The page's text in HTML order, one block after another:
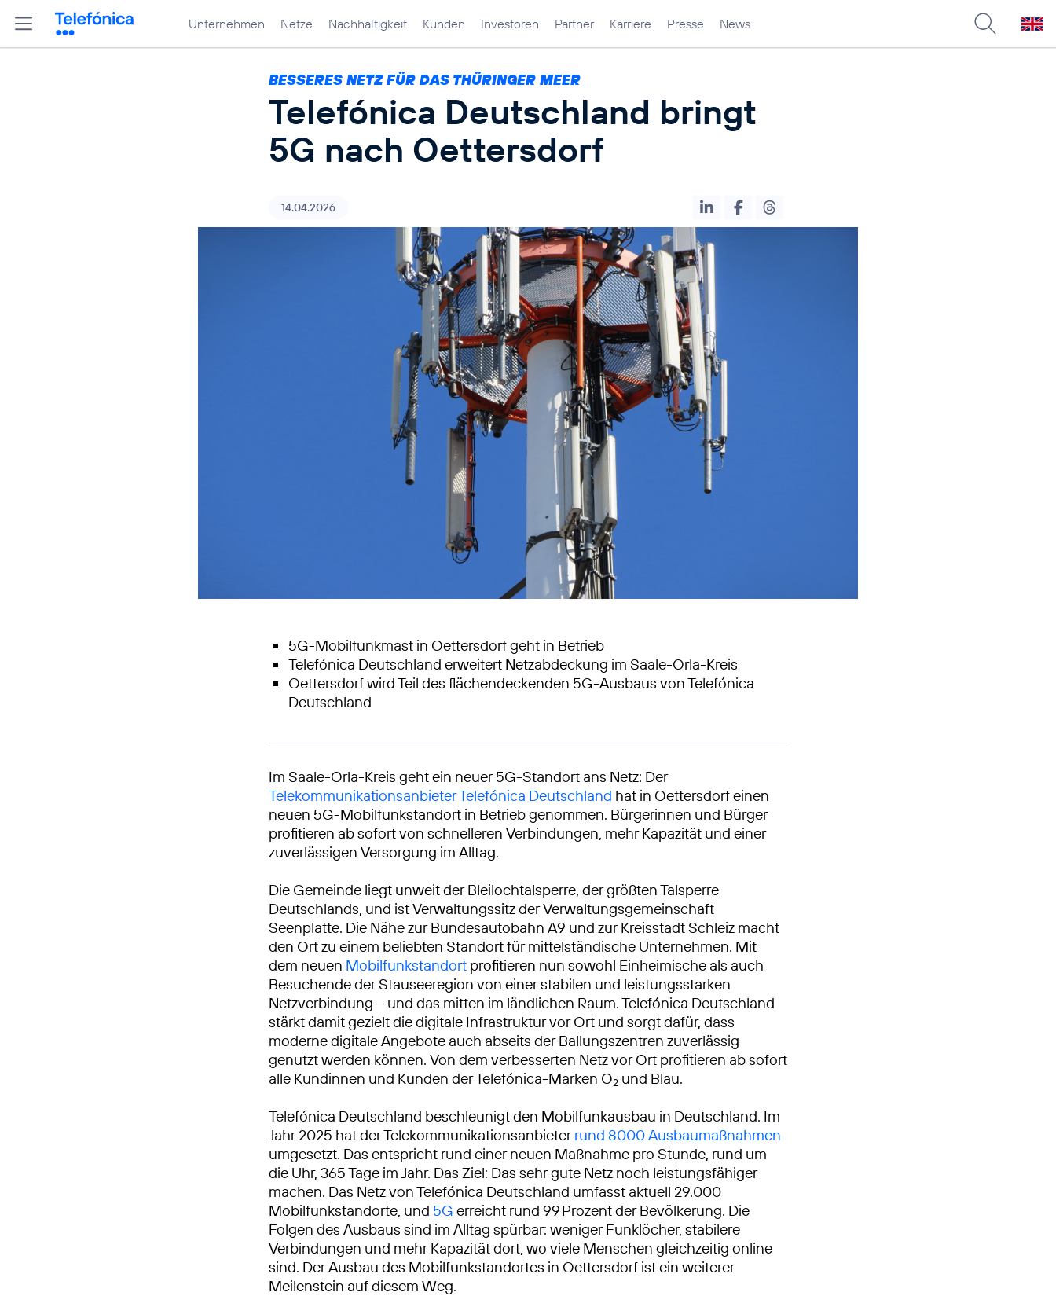
Unternehmen Netze Nachhaltigkeit Kunden Investoren Partner Karriere Presse News
BESSERES NETZ FÜR DAS THÜRINGER MEER
Telefónica Deutschland bringt
5G nach Oettersdorf
14.04.2026
5G-Mobilfunkmast in Oettersdorf geht in Betrieb
Telefónica Deutschland erweitert Netzabdeckung im Saale-Orla-Kreis
Oettersdorf wird Teil des flächendeckenden 5G-Ausbaus von Telefónica
Deutschland
Im Saale-Orla-Kreis geht ein neuer 5G-Standort ans Netz: Der
Telekommunikationsanbieter Telefónica Deutschland hat in Oettersdorf einen
neuen 5G-Mobilfunkstandort in Betrieb genommen. Bürgerinnen und Bürger
profitieren ab sofort von schnelleren Verbindungen, mehr Kapazität und einer
zuverlässigen Versorgung im Alltag.
Die Gemeinde liegt unweit der Bleilochtalsperre, der größten Talsperre
Deutschlands, und ist Verwaltungssitz der Verwaltungsgemeinschaft
Seenplatte. Die Nähe zur Bundesautobahn A9 und zur Kreisstadt Schleiz macht
den Ort zu einem beliebten Standort für mittelständische Unternehmen. Mit
dem neuen Mobilfunkstandort profitieren nun sowohl Einheimische als auch
Besuchende der Stauseeregion von einer stabilen und leistungsstarken
Netzverbindung – und das mitten im ländlichen Raum. Telefónica Deutschland
stärkt damit gezielt die digitale Infrastruktur vor Ort und sorgt dafür, dass
moderne digitale Angebote auch abseits der Ballungszentren zuverlässig
genutzt werden können. Von dem verbesserten Netz vor Ort profitieren ab sofort
alle Kundinnen und Kunden der Telefónica-Marken O2 und Blau.
Telefónica Deutschland beschleunigt den Mobilfunkausbau in Deutschland. Im
Jahr 2025 hat der Telekommunikationsanbieterrund 8000 Ausbaumaßnahmen
umgesetzt. Das entspricht rund einer neuen Maßnahme pro Stunde, rund um
die Uhr, 365 Tage im Jahr. Das Ziel: Das sehr gute Netz noch leistungsfähiger
machen. Das Netz von Telefónica Deutschland umfasst aktuell 29.000
Mobilfunkstandorte, und 5G erreicht rund 99 Prozent der Bevölkerung. Die
Folgen des Ausbaus sind im Alltag spürbar: weniger Funklöcher, stabilere
Verbindungen und mehr Kapazität dort, wo viele Menschen gleichzeitig online
sind. Der Ausbau des Mobilfunkstandortes in Oettersdorf ist ein weiterer
Meilenstein auf diesem Weg.